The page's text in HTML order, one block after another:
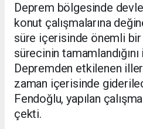
Deprem bölgesinde
konut çalışmalarına
süre içerisinde önemli
sürecinin
Depremden etkilenen
zaman içerisinde
Fendoğlu, yapılan
çekti.